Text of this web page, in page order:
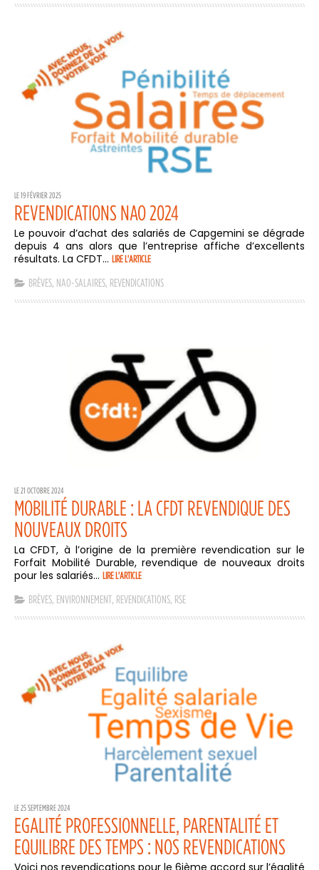
LE 19 FÉVRIER 2025
REVENDICATIONS NAO 2024
Le pouvoir d’achat des salariés de Capgemini se dégrade
depuis 4 ans alors que l’entreprise affiche d’excellents
résultats. La CFDT... LIRE L'ARTICLE
BRÈVES NAO-SALAIRES REVENDICATIONS
LE 21 OCTOBRE 2024
MOBILITÉ DURABLE : LA CFDT REVENDIQUE DES
NOUVEAUX DROITS
La CFDT, à l’origine de la première revendication sur le
Forfait Mobilité Durable, revendique de nouveaux droits
pour les salariés... LIRE L'ARTICLE
BRÈVES, ENVIRONNEMENT, REVENDICATIONS, RSE
LE 25 SEPTEMBRE 2024
EGALITÉ PROFESSIONNELLE, PARENTALITÉ ET
EQUILIBRE DES TEMPS : NOS REVENDICATIONS